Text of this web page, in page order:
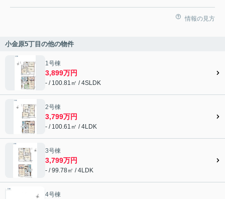
情報の見方
小金原5丁目の他の物件
1号棟
3,899万円
- / 100.81㎡ / 4SLDK
2号棟
3,799万円
- / 100.61㎡ / 4LDK
3号棟
3,799万円
- / 99.78㎡ / 4LDK
4号棟